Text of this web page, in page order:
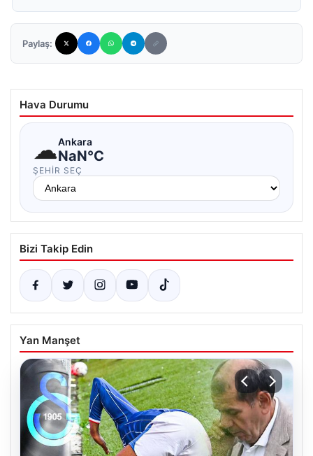
Paylaş:
Hava Durumu
☁Ankara
NaN°C
ŞEHIR SEÇ
Bizi Takip Edin
Yan Manşet